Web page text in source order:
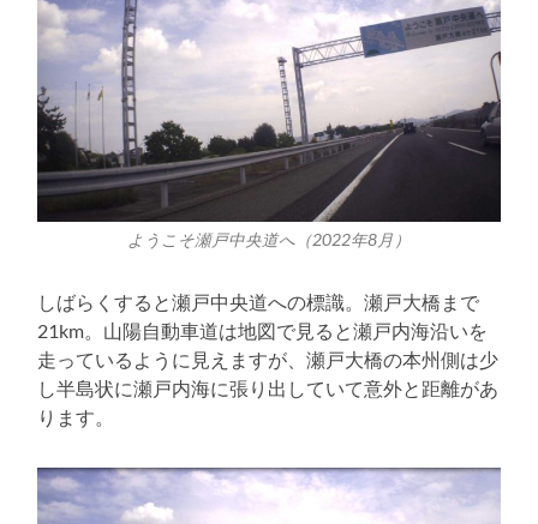
ようこそ瀬戸中央道へ（2022年8月）
しばらくすると瀬戸中央道への標識。瀬戸大橋まで
21km。山陽自動車道は地図で見ると瀬戸内海沿いを
走っているように見えますが、瀬戸大橋の本州側は少
し半島状に瀬戸内海に張り出していて意外と距離があ
ります。